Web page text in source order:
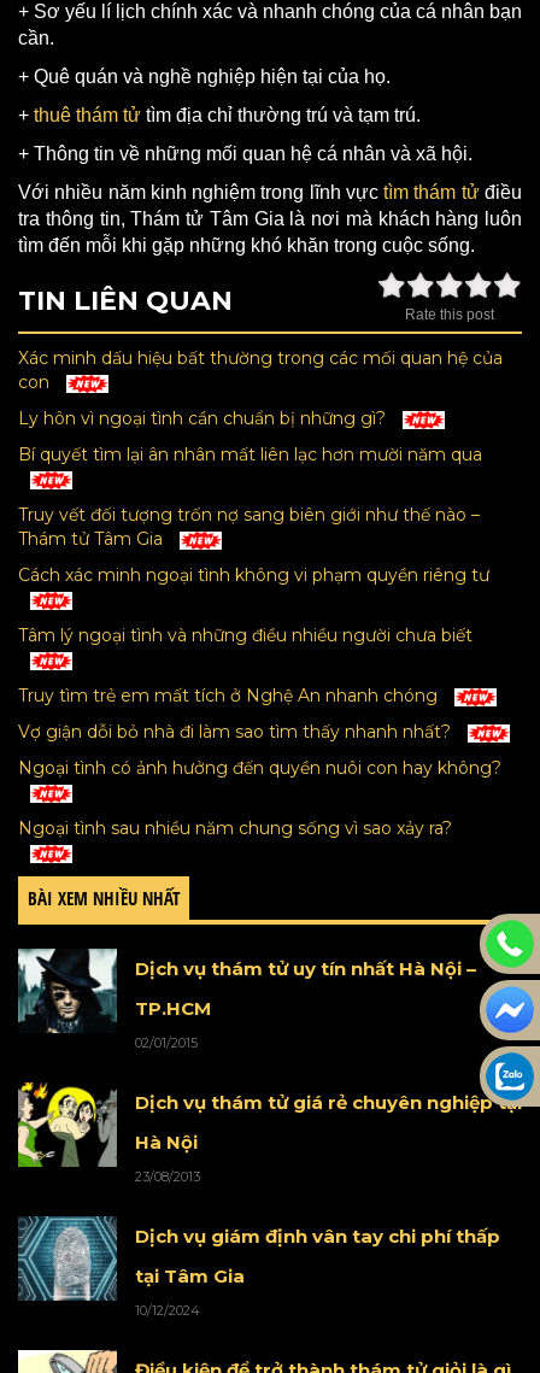
+ Sơ yếu lí lịch chính xác và nhanh chóng của cá nhân bạn
cần.
+ Quê quán và nghề nghiệp hiện tại của họ.
+ thuê thám tử tìm địa chỉ thường trú và tạm trú.
+ Thông tin về những mối quan hệ cá nhân và xã hội.
Với nhiều năm kinh nghiệm trong lĩnh vựctìm thám tửđiều
tra thông tin, Thám tử Tâm Gia là nơi mà khách hàng luôn
tìm đến mỗi khi gặp những khó khăn trong cuộc sống.
Rate this post
TIN LIÊN QUAN
Xác minh dấu hiệu bất thường trong các mối quan hệ của
con
Ly hôn vì ngoại tình cần chuẩn bị những gì?
Bí quyết tìm lại ân nhân mất liên lạc hơn mười năm qua
Truy vết đối tượng trốn nợ sang biên giới như thế nào –
Thám tử Tâm Gia
Cách xác minh ngoại tình không vi phạm quyền riêng tư
Tâm lý ngoại tình và những điều nhiều người chưa biết
Truy tìm trẻ em mất tích ở Nghệ An nhanh chóng
Vợ giận dỗi bỏ nhà đi làm sao tìm thấy nhanh nhất?
Ngoại tình có ảnh hưởng đến quyền nuôi con hay không?
Ngoại tình sau nhiều năm chung sống vì sao xảy ra?
BÀI XEM NHIỀU NHẤT
Dịch vụ thám tử uy tín nhất Hà Nội –
TP.HCM
02/01/2015
Dịch vụ thám tử giá rẻ chuyên nghiệp tại
Hà Nội
23/08/2013
Dịch vụ giám định vân tay chi phí thấp
tại Tâm Gia
10/12/2024